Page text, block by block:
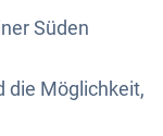
Süden
die Möglichkeit,